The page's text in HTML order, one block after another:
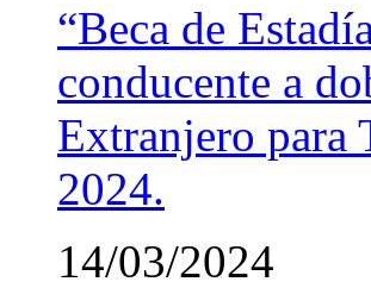
“Beca de
conducente a
Extranjero para
2024.
14/03/2024